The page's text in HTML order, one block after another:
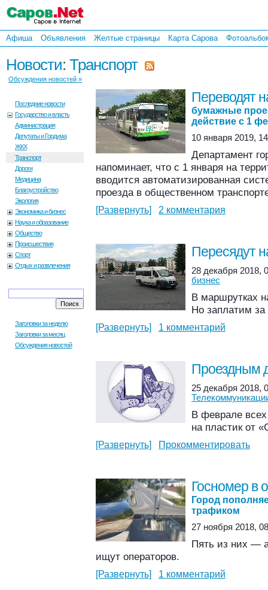
Афиша Объявления Желтые страницы Карта Сарова
Новости: Транспорт
Обсуждения новостей »
Последние новости
Государство и власть
Администрация
Депутаты и Гордума
ЖКХ
Транспорт
Дороги
Медицина
Благоустройство
Экология
Экономика и бизнес
Наука и образование
Общество
Происшествия
Спорт
Отдых и развлечения
Заголовки за неделю
Заголовки за месяц
Обсуждения новостей
Переводят
бумажные
действие с 1
10 января 2019,
Департамент
напоминает, что с 1 января на
вводится автоматизированная
проезда в общественном
[Развернуть] 2 комментария
Пересядут
28 декабря 2018,
бизнес
В маршрутках
Но заплатим
[Развернуть] 1 комментарий
Проездным
25 декабря 2018,
В феврале всех
на пластик от
[Развернуть] Прокомментировать
Госномер в
Город
трафиком
27 ноября 2018,
Пять из них —
ищут операторов.
[Развернуть] 1 комментарий